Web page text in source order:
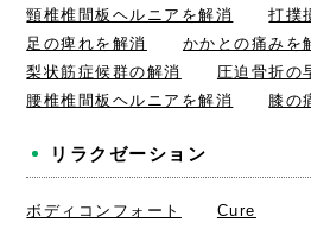
頸椎椎間板ヘルニアを解消
打撲
足の痺れを解消
かかとの痛みを
梨状筋症候群の解消
圧迫骨折の
腰椎椎間板ヘルニアを解消
膝の
リラクゼーション
ボディコンフォート Cure